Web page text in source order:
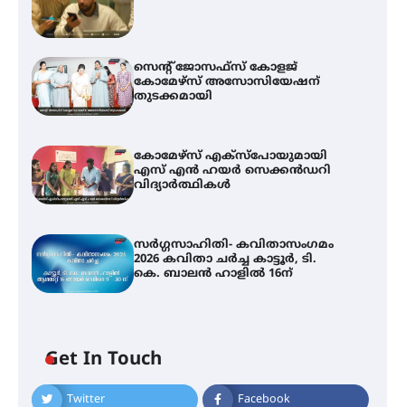
സെന്റ് ജോസഫ്സ് കോളജ്
കോമേഴ്‌സ് അസോസിയേഷന്
തുടക്കമായി
കോമേഴ്സ് എക്സ്പോയുമായി
എസ് എൻ ഹയർ സെക്കൻഡറി
വിദ്യാർത്ഥികൾ
സർഗ്ഗസാഹിതി- കവിതാസംഗമം
2026 കവിതാ ചർച്ച കാട്ടൂർ, ടി.
കെ. ബാലൻ ഹാളിൽ 16ന്
Get In Touch
Twitter Facebook